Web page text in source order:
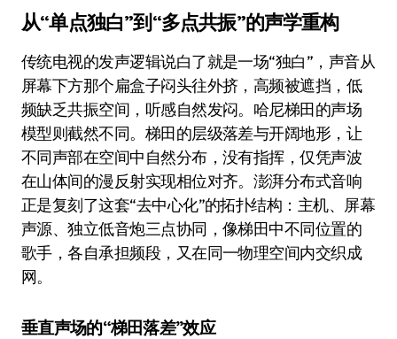
从“单点独白”到“多点共振”的声学重构
传统电视的发声逻辑说白了就是一场“独白”，声音从
屏幕下方那个扁盒子闷头往外挤，高频被遮挡，低
频缺乏共振空间，听感自然发闷。哈尼梯田的声场
模型则截然不同。梯田的层级落差与开阔地形，让
不同声部在空间中自然分布，没有指挥，仅凭声波
在山体间的漫反射实现相位对齐。澎湃分布式音响
正是复刻了这套“去中心化”的拓扑结构：主机、屏幕
声源、独立低音炮三点协同，像梯田中不同位置的
歌手，各自承担频段，又在同一物理空间内交织成
网。
垂直声场的“梯田落差”效应